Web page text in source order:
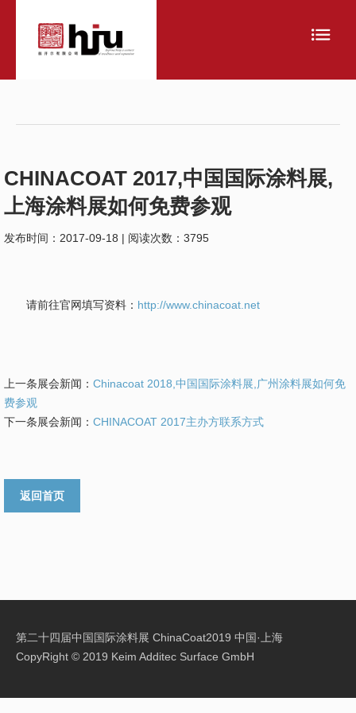
CHINACOAT 2017,中国国际涂料展,
上海涂料展如何免费参观
发布时间：2017-09-18 | 阅读次数：3795
请前往官网填写资料： http://www.chinacoat.net
上一条展会新闻： Chinacoat 2018,中国国际涂料展,广州涂料展如何免
费参观
下一条展会新闻： CHINACOAT 2017主办方联系方式
返回首页
第二十四届中国国际涂料展 ChinaCoat2019 中国·上海
CopyRight © 2019 Keim Additec Surface GmbH